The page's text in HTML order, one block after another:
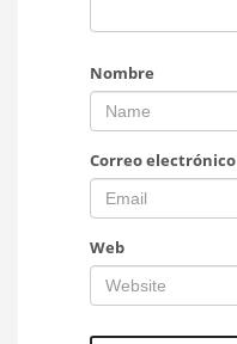
Nombre
Correo electrónico
Web